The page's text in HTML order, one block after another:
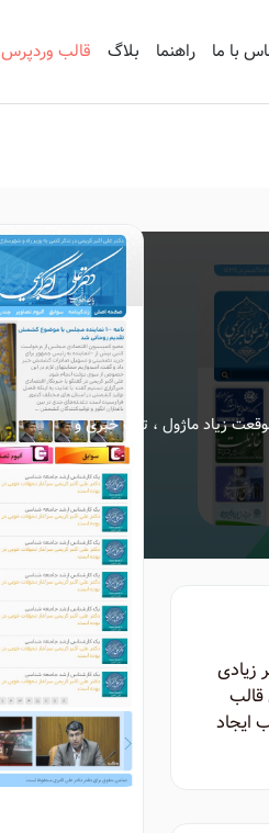
با ما راهنما بلاگ قالب وردپرس
زیاد ماژول ، تیپ خبری و
ایجاد